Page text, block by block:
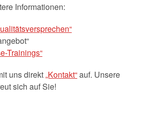
Informationen:
Trainings“
uns direkt„Kontakt“auf. Unsere
sich auf Sie!